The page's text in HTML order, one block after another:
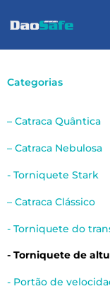
para
Categorias
– Catraca Quântica
– Catraca Nebulosa
- Torniquete Stark
– Catraca Clássico
- Torniquete do
- Torniquete de
- Portão de